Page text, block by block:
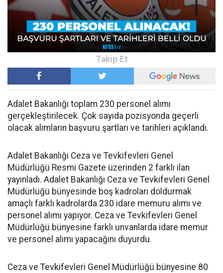
Adalet Bakanlığı toplam 230 personel alımı
gerçekleştirilecek. Çok sayıda pozisyonda geçerli
olacak alımların başvuru şartları ve tarihleri açıklandı.
Adalet Bakanlığı Ceza ve Tevkifevleri Genel
Müdürlüğü Resmi Gazete üzerinden 2 farklı ilan
yayınladı. Adalet Bakanlığı Ceza ve Tevkifevleri Genel
Müdürlüğü bünyesinde boş kadroları doldurmak
amaçlı farklı kadrolarda 230 idare memuru alımı ve
personel alımı yapıyor. Ceza ve Tevkifevleri Genel
Müdürlüğü bünyesine farklı unvanlarda idare memur
ve personel alımı yapacağını duyurdu.
Ceza ve Tevkifevleri Genel Müdürlüğü bünyesine 80